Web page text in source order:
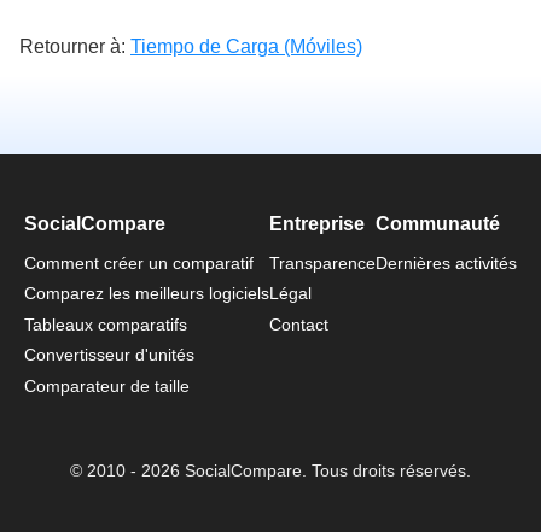
Retourner à: Tiempo de Carga (Móviles)
SocialCompare
Comment créer un comparatif
Comparez les meilleurs logiciels
Tableaux comparatifs
Convertisseur d'unités
Comparateur de taille
Entreprise
Transparence
Légal
Contact
Communauté
Dernières activités
© 2010 - 2026 SocialCompare. Tous droits réservés.